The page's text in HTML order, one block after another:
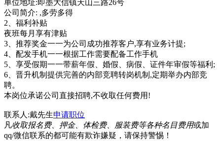
单位地址:即墨大信镇天山三路26号
公司简介: ,多劳多得
2、福利补贴
夜班每月享有津贴
3、推荐奖金一一为公司成功推荐客户,享有业务计提;
4、配发手机一一根据工作需要配备工作手机
5、享受假期一一带薪年假、婚假、病假、证件年审假等福利;
6、晋升机制提供完善的内部竞聘转岗机制,定期举办内部竞
聘。
本岗位承诺公司直接招聘,不收取任何费用!
联系人:戴先生申请职位
凡收取报名费、押金、体检费、服装费等各种名目费用或加
qq/微信联系的都可能有欺诈嫌疑，请保持警惕！